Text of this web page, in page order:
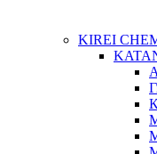
KIREI